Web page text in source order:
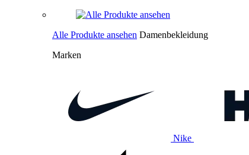
Alle Produkte ansehen Damenbekleidung
Marken
Nike